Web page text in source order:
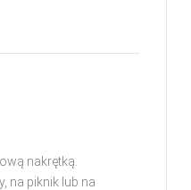
nakrętką.
na piknik lub na